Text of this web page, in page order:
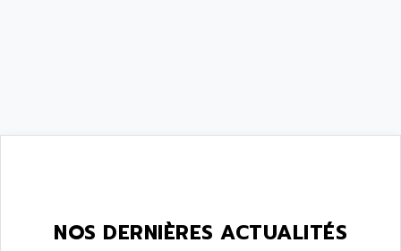
NOS DERNIÈRES ACTUALITÉS